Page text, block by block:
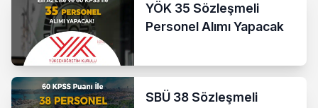
YÖK 35 Sözleşmeli
Personel Alımı Yapacak
SBÜ 38 Sözleşmeli